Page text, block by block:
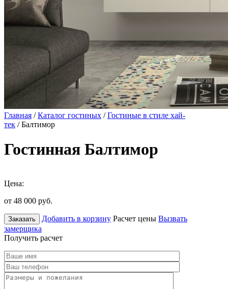
Главная /Каталог гостиных /Гостиные в стиле хай-
тек / Балтимор
Гостинная Балтимор
Цена:
от 48 000 руб.
Заказать Добавить в корзину Расчет цены Вызвать
замерщика
Получить расчет